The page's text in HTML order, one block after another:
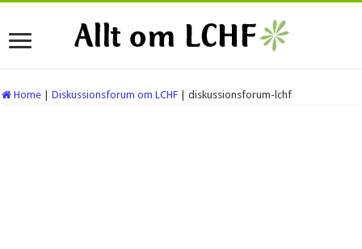
Home Diskussionsforum om LCHF diskussionsforum-lchf